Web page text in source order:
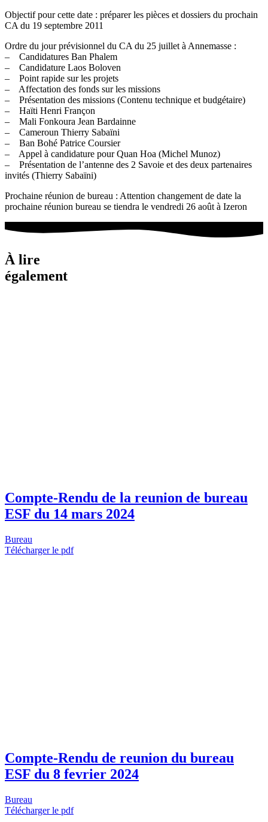
Objectif pour cette date : préparer les pièces et dossiers du prochain
CA du 19 septembre 2011
Ordre du jour prévisionnel du CA du 25 juillet à Annemasse :
– Candidatures Ban Phalem
– Candidature Laos Boloven
– Point rapide sur les projets
– Affectation des fonds sur les missions
– Présentation des missions (Contenu technique et budgétaire)
– Haïti Henri Françon
– Mali Fonkoura Jean Bardainne
– Cameroun Thierry Sabaïni
– Ban Bohé Patrice Coursier
– Appel à candidature pour Quan Hoa (Michel Munoz)
– Présentation de l’antenne des 2 Savoie et des deux partenaires
invités (Thierry Sabaïni)
Prochaine réunion de bureau : Attention changement de date la
prochaine réunion bureau se tiendra le vendredi 26 août à Izeron
À lire
également
Compte-Rendu de la reunion de bureau
ESF du 14 mars 2024
Bureau
Télécharger le pdf
Compte-Rendu de reunion du bureau
ESF du 8 fevrier 2024
Bureau
Télécharger le pdf